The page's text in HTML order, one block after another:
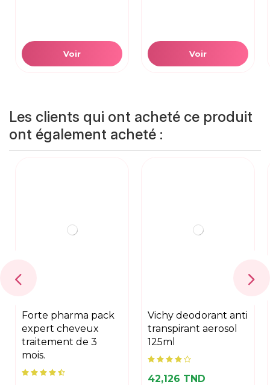
Voir Voir
Les clients qui ont acheté ce produit
ont également acheté :
forte pharma pack
expert cheveux
traitement de 3
mois.
vichy deodorant anti
transpirant aerosol
125ml
42,126 TND